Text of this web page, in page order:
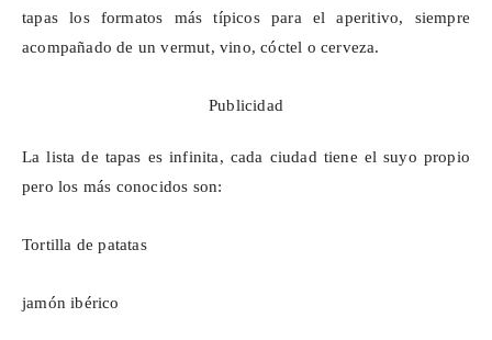
tapas los formatos más típicos para el aperitivo, siempre
acompañado de un vermut, vino, cóctel o cerveza.
Publicidad
La lista de tapas es infinita, cada ciudad tiene el suyo propio
pero los más conocidos son:
Tortilla de patatas
jamón ibérico